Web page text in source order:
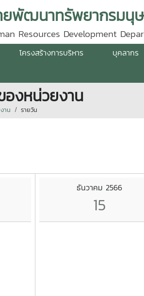
ยพัฒนาทรัพยากรมนุ
Resources Development
โครงสร้างการบริหาร บุคลากร
งหน่วยงาน
าน รายวัน
ธันวาคม 2566
15